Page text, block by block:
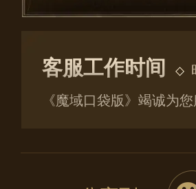
客服工作时间
《魔域口袋版》竭诚为您